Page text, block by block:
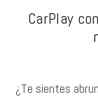
CarPlay
¿Te sientes